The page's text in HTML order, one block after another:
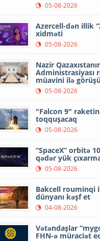
05-08-2026
Azercell-dən illik
xidməti
05-08-2026
Nazir
Administrasiyası
müavini ilə
05-08-2026
"Falcon 9"
toqquşacaq
05-08-2026
“SpaceX” orbitə
qədər yük
05-08-2026
Bakcell rouminqi
dünyanı kəşf et
04-08-2026
Vətəndaşlar
FHN-ə müraciət